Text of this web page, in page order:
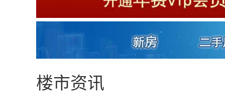
楼市资讯